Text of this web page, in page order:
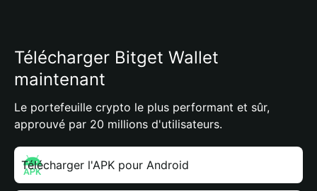
Télécharger Bitget Wallet
maintenant
Le portefeuille crypto le plus performant et sûr,
approuvé par 20 millions d'utilisateurs.
Télécharger l'APK pour Android